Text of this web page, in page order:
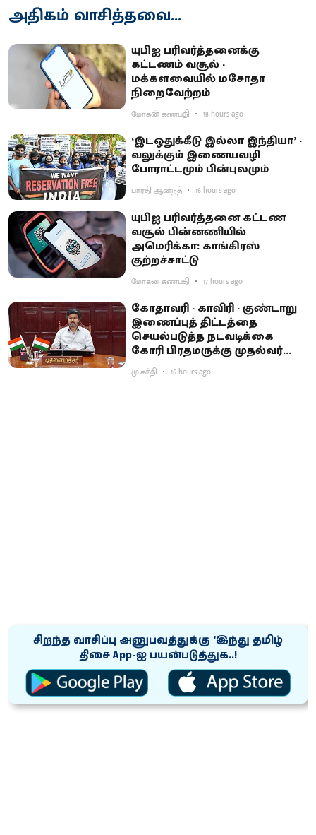
அதிகம் வாசித்தவை...
யுபிஐ பரிவர்த்தனைக்கு
கட்டணம் வசூல் -
மக்களவையில் மசோதா
நிறைவேற்றம்
மோகன் கணபதி 18 hours ago
‘இடஒதுக்கீடு இல்லா இந்தியா’ -
வலுக்கும் இணையவழி
போராட்டமும் பின்புலமும்
பாரதி ஆனந்த் 16 hours ago
யுபிஐ பரிவர்த்தனை கட்டண
வசூல் பின்னணியில்
அமெரிக்கா: காங்கிரஸ்
குற்றச்சாட்டு
மோகன் கணபதி 17 hours ago
கோதாவரி - காவிரி - குண்டாறு
இணைப்புத் திட்டத்தை
செயல்படுத்த நடவடிக்கை
கோரி பிரதமருக்கு முதல்வர்
விஜய் கடிதம்
மு.சக்தி 16 hours ago
சிறந்த வாசிப்பு அனுபவத்துக்கு ‘இந்து தமிழ்
திசை App-ஐ பயன்படுத்துக..!